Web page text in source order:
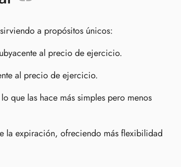
a propósitos únicos:
al precio de ejercicio.
al precio de ejercicio.
que las hace más simples pero menos
la expiración, ofreciendo más flexibilidad